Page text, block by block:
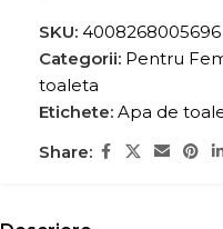
SKU: 4008268005696
Categorii: Pentru
toaleta
Etichete: Apa de
Share: